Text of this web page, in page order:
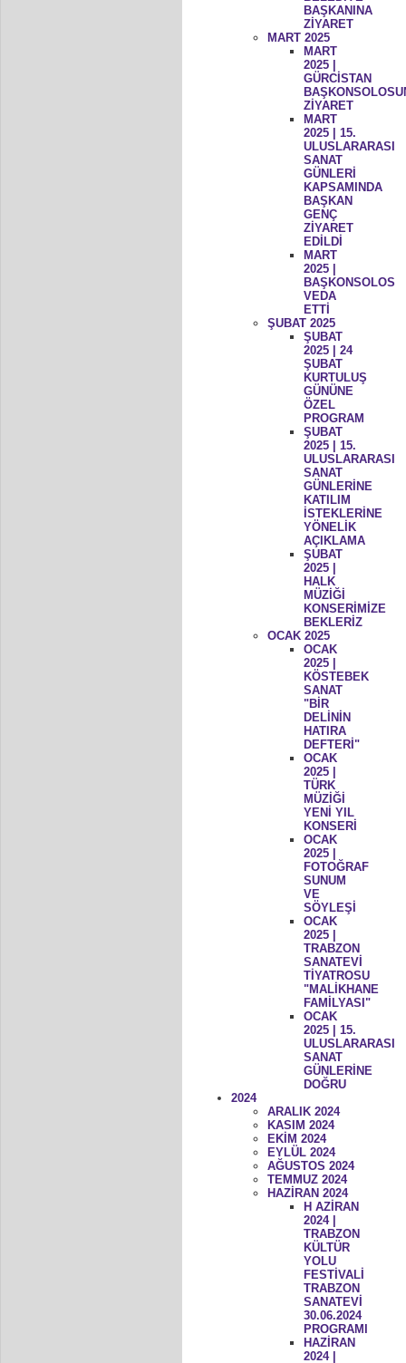
BAŞKANINA
ZİYARET
MART 2025
MART
2025 |
GÜRCİSTAN
ZİYARET
MART
2025 | 15.
ULUSLARARASI
SANAT
GÜNLERİ
KAPSAMINDA
BAŞKAN
GENÇ
ZİYARET
EDİLDİ
MART
2025 |
BAŞKONSOLOS
VEDA
ETTİ
ŞUBAT 2025
ŞUBAT
2025 | 24
ŞUBAT
KURTULUŞ
GÜNÜNE
ÖZEL
PROGRAM
ŞUBAT
2025 | 15.
ULUSLARARASI
SANAT
GÜNLERİNE
KATILIM
İSTEKLERİNE
YÖNELİK
AÇIKLAMA
ŞUBAT
2025 |
HALK
MÜZİĞİ
KONSERİMİZE
BEKLERİZ
OCAK 2025
OCAK
2025 |
KÖSTEBEK
SANAT
"BİR
DELİNİN
HATIRA
DEFTERİ"
OCAK
2025 |
TÜRK
MÜZİĞİ
YENİ YIL
KONSERİ
OCAK
2025 |
FOTOĞRAF
SUNUM
VE
SÖYLEŞİ
OCAK
2025 |
TRABZON
SANATEVİ
TİYATROSU
"MALİKHANE
FAMİLYASI"
OCAK
2025 | 15.
ULUSLARARASI
SANAT
GÜNLERİNE
DOĞRU
2024
ARALIK 2024
KASIM 2024
EKİM 2024
EYLÜL 2024
AĞUSTOS 2024
TEMMUZ 2024
HAZİRAN 2024
H AZİRAN
2024 |
TRABZON
KÜLTÜR
YOLU
FESTİVALİ
TRABZON
SANATEVİ
30.06.2024
PROGRAMI
HAZİRAN
2024 |